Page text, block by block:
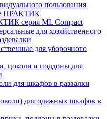
пользования
ПРАКТИК
серия ML Compact
для хозяйственного
для уборочного
цоколи и поддоны для
для шкафов в развалки
для одежных шкафов в